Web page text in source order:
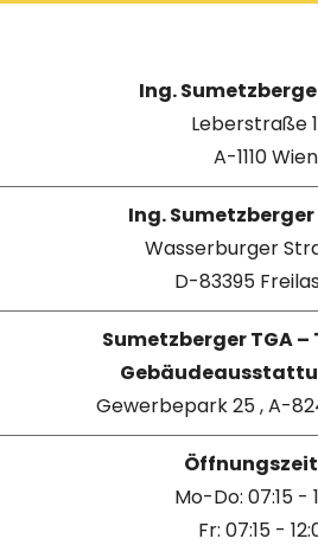
Ing.
Leberstraße
A-1110 Wien
Ing. Sumetzberger
Wasserburger
D-83395
Sumetzberger TGA
Gewerbepark 25 , A-
Mo-Do: 07:15 -
Fr: 07:15 -